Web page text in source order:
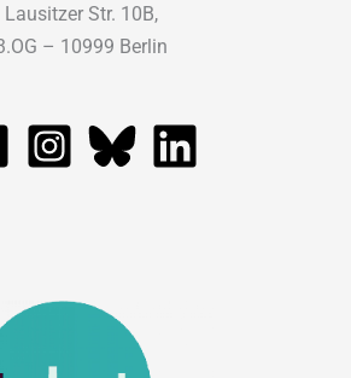
Lausitzer Str. 10B,
– 10999 Berlin